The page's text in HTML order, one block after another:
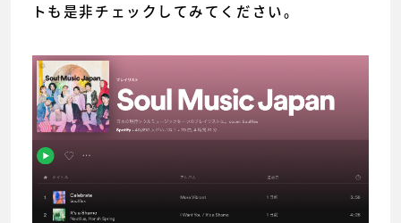
トも是非チェックしてみてください。